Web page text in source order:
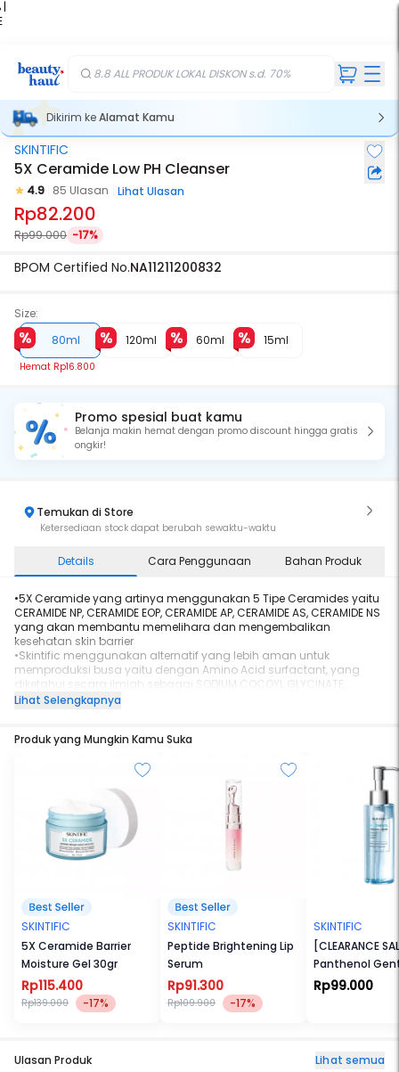
|
8.8 ALL PRODUK LOKAL DISKON s.d. 70%
Dikirim keAlamat Kamu
SKINTIFIC
5X Ceramide Low PH Cleanser
4.9 85 Ulasan Lihat Ulasan
Rp82.200
Rp99.000 -17%
BPOM Certified No.NA11211200832
Size:
80ml
Hemat Rp16.800
120ml 60ml 15ml
Promo spesial buat kamu
Belanja makin hemat dengan promo discount hingga gratis
ongkir!
Temukan di Store
Ketersediaan stock dapat berubah sewaktu-waktu
Details Cara Penggunaan Bahan Produk
•5X Ceramide yang artinya menggunakan 5 Tipe Ceramides yaitu
CERAMIDE NP, CERAMIDE EOP, CERAMIDE AP, CERAMIDE AS, CERAMIDE NS
yang akan membantu memelihara dan mengembalikan
kesehatan skin barrier
•Skintific menggunakan alternatif yang lebih aman untuk
memproduksi busa yaitu dengan Amino Acid surfactant, yang
diketahui secara ilmiah sebagai SODIUM COCOYL GLYCINATE,
adalah bahan yang sangat lembut untuk membersihkan kotoran
dengan pH level kulit
ini bisa membersihkan wajah secara keseluruhan tapi masih
•Diformulasikan bebas dari SLS, Alcohol, Paraben, Essential Oil
sehingga aman untuk kulit sensitif
•Dibuat dengan teknologi unik yaitu Micro-foaming, cleanser ini
menghasilkan busa yang lembut dan halus sehingga aman saat
digunakan di wajah tanpa menyebabkan iritasi
Lihat Selengkapnya
Produk yang Mungkin Kamu Suka
SKINTIFIC
5X Ceramide Barrier
Moisture Gel 30gr
Rp115.400
Rp139.000 -17%
SKINTIFIC
Peptide Brightening Lip
Serum
Rp91.300
Rp109.900 -17%
SKINTIFIC
[CLEARANCE
Panthenol
Cleanser
Rp99.000
Ulasan Produk Lihat semua